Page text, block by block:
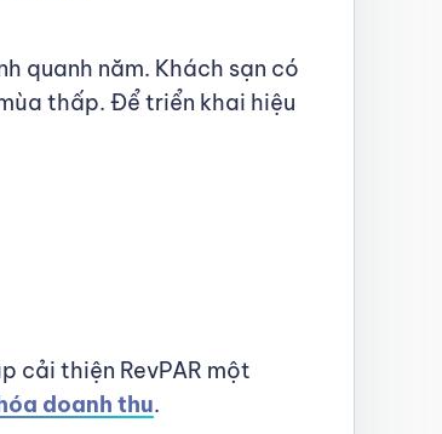
quanh năm. Khách sạn có
thấp. Để triển khai hiệu
cải thiện RevPAR một
doanh thu.